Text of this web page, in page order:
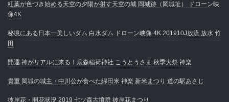
紅葉が色づき始める天空の夕陽が射す天空の城 岡城跡（岡城址） ドローン映
像4K
秘境にある日本一美しいダム 白水ダム ドローン映像 4K 201910J放流 放水 竹
田
開運 神がリアルに来る！扇森稲荷神社 こうとうさま 秋季大祭 神楽
貴重 岡城の城主・中川公が食べた綿田米 神楽 新米まつり 道の駅あさじ
彼岸花・開花状況 2019 七ツ森古墳群 彼岸花まつり